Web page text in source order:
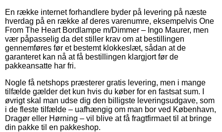
En række internet forhandlere byder på levering på næste
hverdag på en række af deres varenumre, eksempelvis One
From The Heart Bordlampe m/Dimmer – Ingo Maurer, men
vær påpasselig da det stiller krav om at bestillingen
gennemføres før et bestemt klokkeslæt, sådan at de
garanteret kan nå at få bestillingen klargjort før de
pakkeansatte har fri.
Nogle få netshops præsterer gratis levering, men i mange
tilfælde gælder det kun hvis du køber for en fastsat sum. I
øvrigt skal man udse dig den billigste leveringsudgave, som
i de fleste tilfælde – uafhængig om man bor ved København,
Dragør eller Hørning – vil blive at få fragtfirmaet til at bringe
din pakke til en pakkeshop.